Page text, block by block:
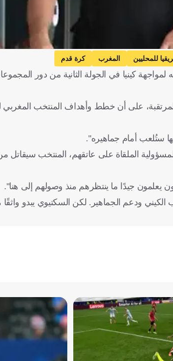
للمحليين المغرب كرة قدم
كينيا في الجولة الثانية من دور
على أن خطط وأهداف المنتخب المغربي لم
ستُلعب أمام جماهيره".
الملقاة على عاتقهم، المنتخب
يعلمون جيدًا ما ينتظرهم منذ وصولهم إلى هنا".
الكيني ودعم الجماهير. لكن السكتيوي يبدو